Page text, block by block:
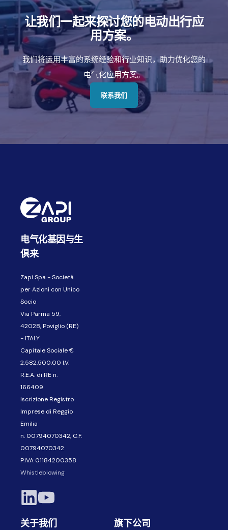
让我们一起来探讨您的电动出行应
用方案。
我们将运用丰富的系统经验和行业知识，助力优化您的
电气化应用方案。
联系我们
电气化基因与生
俱来
Zapi Spa - Società
per Azioni con Unico
Socio
Via Parma 59,
42028, Poviglio (RE)
- ITALY
Capitale Sociale €
2.582.500,00 I.V.
R.E.A. di RE n.
166409
Iscrizione Registro
Imprese di Reggio
Emilia
n. 00794070342, C.F.
00794070342
P.IVA 01184200358
Whistleblowing
关于我们 旗下公司